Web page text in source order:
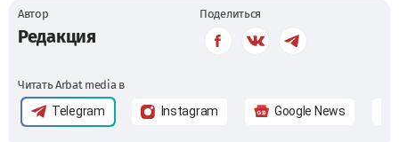
Автор
Редакция
Поделиться
Читать Arbat media в
Telegram Instagram Google News